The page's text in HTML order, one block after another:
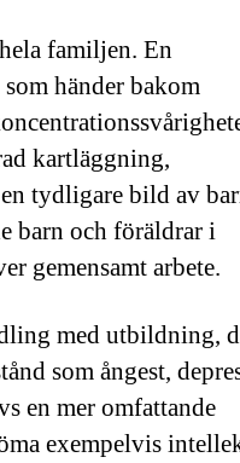
familjen. En
händer bakom
kartläggning,
tydligare bild av
barn och föräldrar i
gemensamt arbete.
med utbildning,
som ångest,
en mer omfattande
exempelvis